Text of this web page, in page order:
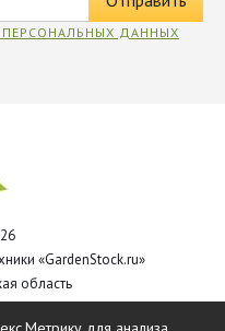
ПЕРСОНАЛЬНЫХ ДАННЫХ
«GardenStock.ru»
область